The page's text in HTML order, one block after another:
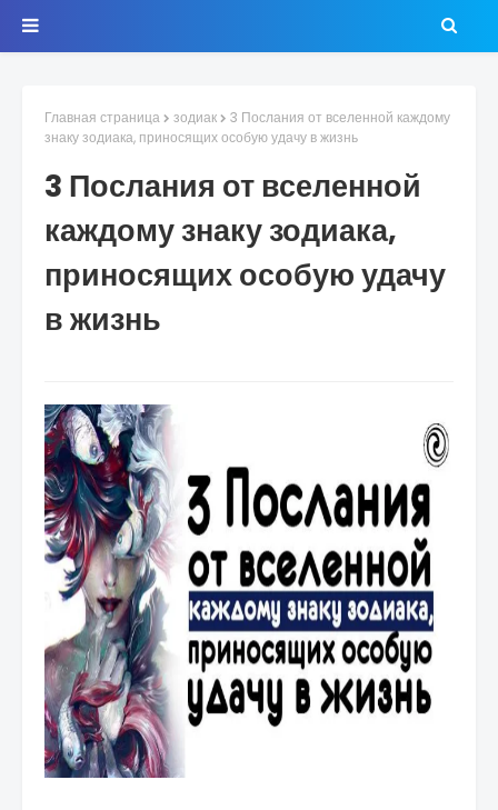
Главная страница зодиак
3 Послания от вселенной каждому
знаку зодиака, приносящих особую удачу в жизнь
3 Послания от вселенной
каждому знаку зодиака,
приносящих особую удачу
в жизнь